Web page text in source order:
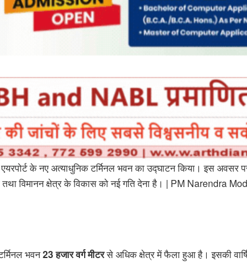
एयरपोर्ट के नए अत्याधुनिक टर्मिनल भवन का उद्घाटन किया। इस अवसर
तथा विमानन क्षेत्र के विकास को नई गति देना है। | PM
भवन23 हजार वर्ग मीटरसे अधिक क्षेत्र में फैला हुआ है। इसकी